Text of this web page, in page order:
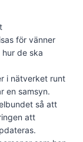
för vänner
de ska
i nätverket runt
en samsyn.
så att
att